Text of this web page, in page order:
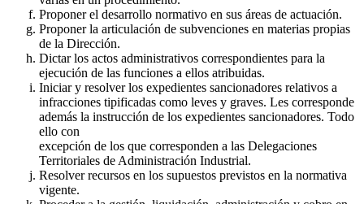
Proponer el desarrollo normativo en sus áreas de actuación.
Proponer la articulación de subvenciones en materias propias
de la Dirección.
Dictar los actos administrativos correspondientes para la
ejecución de las funciones a ellos atribuidas.
Iniciar y resolver los expedientes sancionadores relativos a
infracciones tipificadas como leves y graves. Les corresponde
además la instrucción de los expedientes sancionadores. Todo
ello con
excepción de los que corresponden a las Delegaciones
Territoriales de Administración Industrial.
Resolver recursos en los supuestos previstos en la normativa
vigente.